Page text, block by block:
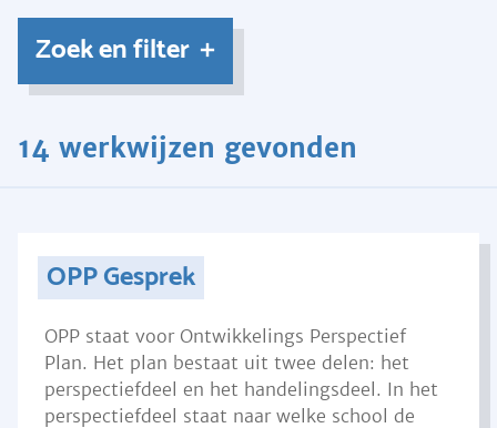
Zoek en filter
14 werkwijzen gevonden
OPP Gesprek
OPP staat voor Ontwikkelings Perspectief
Plan. Het plan bestaat uit twee delen: het
perspectiefdeel en het handelingsdeel. In het
perspectiefdeel staat naar welke school de